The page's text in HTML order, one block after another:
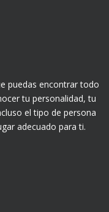
tu rendimiento en